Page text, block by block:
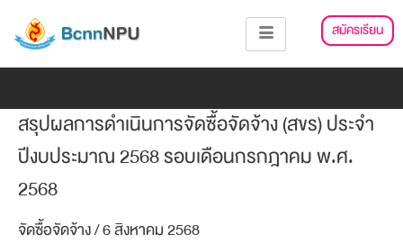
สมัครเรียน
สรุปผลการดำเนินการจัดซื้อจัดจ้าง (สขร) ประจำ
ปีงบประมาณ 2568 รอบเดือนกรกฎาคม พ.ศ.
2568
จัดซื้อจัดจ้าง/6 สิงหาคม 2568
แนะแนว
เรื่อง